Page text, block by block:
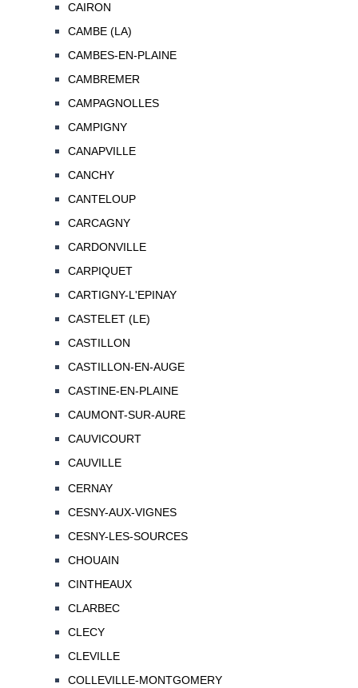
CAIRON
CAMBE (LA)
CAMBES-EN-PLAINE
CAMBREMER
CAMPAGNOLLES
CAMPIGNY
CANAPVILLE
CANCHY
CANTELOUP
CARCAGNY
CARDONVILLE
CARPIQUET
CARTIGNY-L'EPINAY
CASTELET (LE)
CASTILLON
CASTILLON-EN-AUGE
CASTINE-EN-PLAINE
CAUMONT-SUR-AURE
CAUVICOURT
CAUVILLE
CERNAY
CESNY-AUX-VIGNES
CESNY-LES-SOURCES
CHOUAIN
CINTHEAUX
CLARBEC
CLECY
CLEVILLE
COLLEVILLE-MONTGOMERY